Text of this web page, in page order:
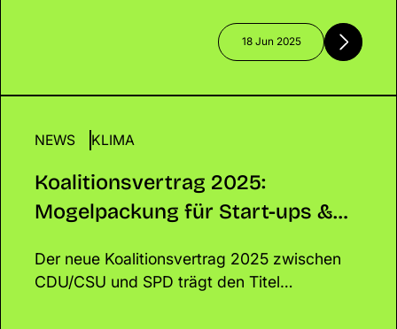
18 Jun 2025
NEWS KLIMA
Koalitionsvertrag 2025:
Mogelpackung für Start-ups &
Der neue Koalitionsvertrag 2025 zwischen
CDU/CSU und SPD trägt den Titel
Koalitionsvertrag 2025: Mogelpackung für Start-